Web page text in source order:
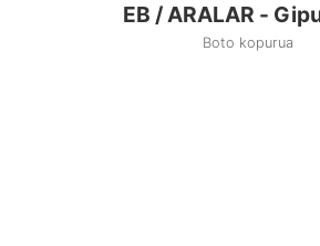
EB / ARALAR -
Boto kopurua